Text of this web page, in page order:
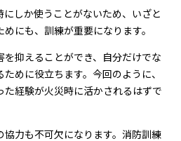
しか使うことがないため、いざと
にも、訓練が重要になります。
抑えることができ、自分だけでな
めに役立ちます。今回のように、
経験が火災時に活かされるはずで
協力も不可欠になります。消防訓練